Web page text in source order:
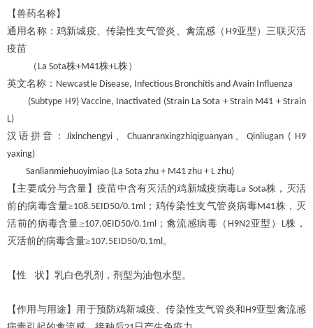
【兽药名称】
通用名称：鸡新城疫、传染性支气管炎、禽流感（ H9亚型）三联灭活
疫苗
（ La Sota株+M41株+L株）
英文名称： Newcastle Disease, Infectious Bronchitis and Avain Influenza
(Subtype H9) Vaccine, Inactivated (Strain La Sota + Strain M41 + Strain
L)
汉语拼音：Jixinchengyi 、 Chuanranxingzhiqiguanyan、 Qinliugan ( H9
yaxing)
Sanlianmiehuoyimiao (La Sota zhu + M41 zhu + L zhu)
【主要成分与含量】疫苗中含有灭活的鸡新城疫病毒La Sota株，灭活
前的病毒含量≥108.5EID50/0.1ml ；鸡传染性支气管炎病毒M41株，灭
活前的病毒含量≥107.0EID50/0.1ml ；禽流感病毒（ H9N2亚型） L株，
灭活前的病毒含量≥107.5EID50/0.1ml。
【性 状】乳白色乳剂，剂型为油包水型。
【作用与用途】用于预防鸡新城疫、传染性支气管炎和 H9亚型禽流感